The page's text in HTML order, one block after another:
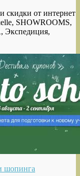
от интернет
SHOWROOMS,
Экспедиция,
шопинга